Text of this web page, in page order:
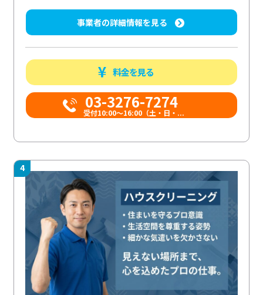
事業者の詳細情報を見る
料金を見る
03-3276-7274
受付10:00〜16:00（土・日・...
4